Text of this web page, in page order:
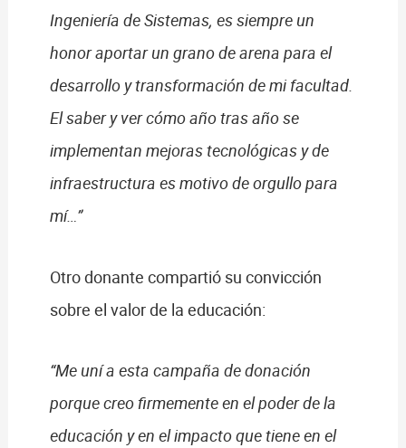
Ingeniería de Sistemas, es siempre un
honor aportar un grano de arena para el
desarrollo y transformación de mi facultad.
El saber y ver cómo año tras año se
implementan mejoras tecnológicas y de
infraestructura es motivo de orgullo para
mí…”
Otro donante compartió su convicción
sobre el valor de la educación:
“Me uní a esta campaña de donación
porque creo firmemente en el poder de la
educación y en el impacto que tiene en el